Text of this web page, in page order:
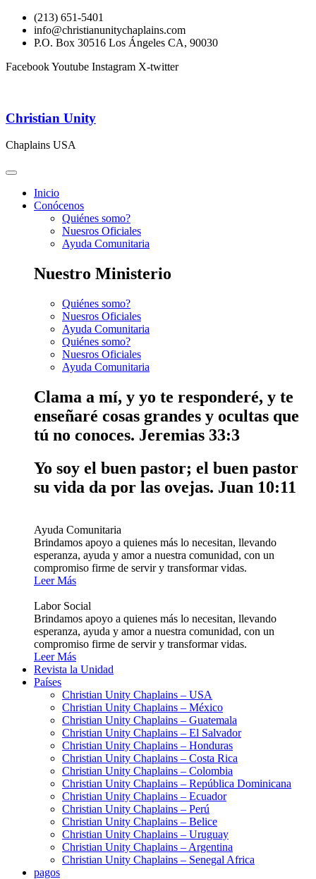
(213) 651-5401
info@christianunitychaplains.com
P.O. Box 30516 Los Ángeles CA, 90030
FacebookYoutube Instagram X-twitter
Christian Unity
Chaplains USA
Inicio
Conócenos
Quiénes somo?
Nuesros Oficiales
Ayuda Comunitaria
Nuestro Ministerio
Quiénes somo?
Nuesros Oficiales
Ayuda Comunitaria
Quiénes somo?
Nuesros Oficiales
Ayuda Comunitaria
Clama a mí, y yo te responderé, y te
enseñaré cosas grandes y ocultas que
tú no conoces. Jeremias 33:3
Yo soy el buen pastor; el buen pastor
su vida da por las ovejas. Juan 10:11
Ayuda Comunitaria
Brindamos apoyo a quienes más lo necesitan, llevando
esperanza, ayuda y amor a nuestra comunidad, con un
compromiso firme de servir y transformar vidas.
Leer Más
Labor Social
Brindamos apoyo a quienes más lo necesitan, llevando
esperanza, ayuda y amor a nuestra comunidad, con un
compromiso firme de servir y transformar vidas.
Leer Más
Revista la Unidad
Países
Christian Unity Chaplains – USA
Christian Unity Chaplains – México
Christian Unity Chaplains – Guatemala
Christian Unity Chaplains – El Salvador
Christian Unity Chaplains – Honduras
Christian Unity Chaplains – Costa Rica
Christian Unity Chaplains – Colombia
Christian Unity Chaplains – República Dominicana
Christian Unity Chaplains – Ecuador
Christian Unity Chaplains – Perú
Christian Unity Chaplains – Belice
Christian Unity Chaplains – Uruguay
Christian Unity Chaplains – Argentina
Christian Unity Chaplains – Senegal Africa
pagos